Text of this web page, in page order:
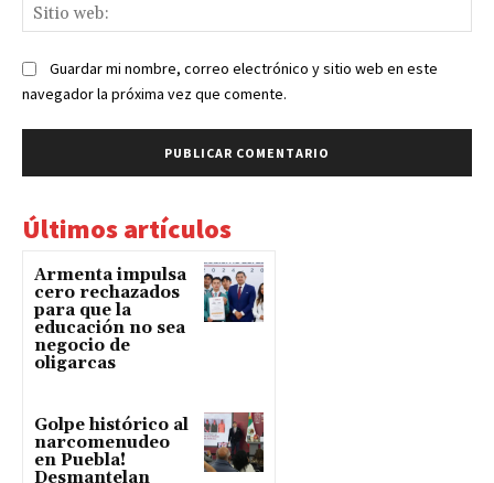
Guardar mi nombre, correo electrónico y sitio web en este
navegador la próxima vez que comente.
Últimos artículos
Armenta impulsa
cero rechazados
para que la
educación no sea
negocio de
oligarcas
Golpe histórico al
narcomenudeo
en Puebla!
Desmantelan